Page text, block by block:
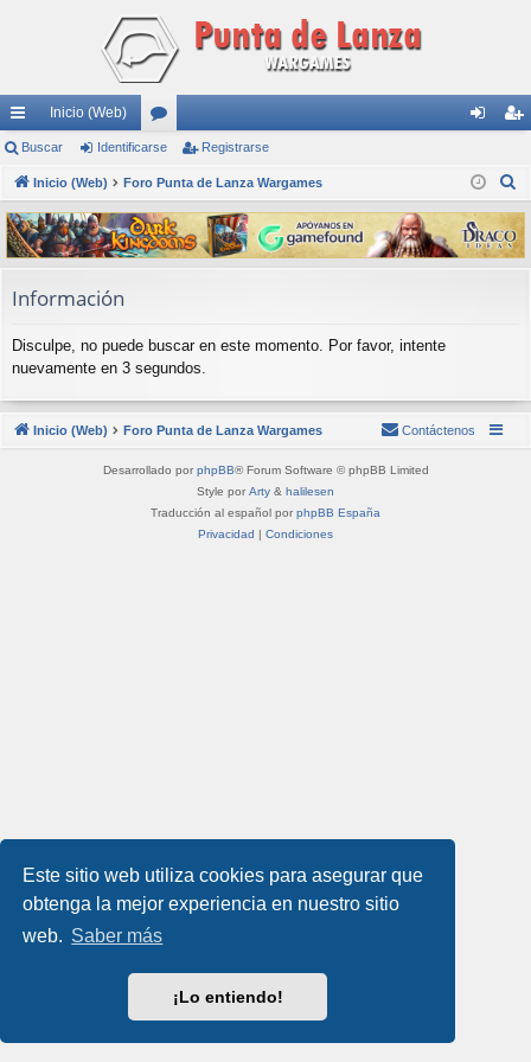
Este sitio web utiliza cookies para asegurar que
obtenga la mejor experiencia en nuestro sitio
web. Saber más
¡Lo entiendo!
nl
ac
es
rá
pi
s
Inicio (Web)
or
os nti
fic
ar
ist
ra
rs
Buscar Identificarse Registrarse
Inicio (Web) Foro Punta de Lanza Wargames
s
c
Información
Disculpe, no puede buscar en este momento. Por favor, intente
nuevamente en 3 segundos.
Inicio (Web) Foro Punta de Lanza Wargames Contáctenos
Desarrollado por phpBB® Forum Software © phpBB Limited
Style por Arty & halilesen
Traducción al español por phpBB España
Privacidad | Condiciones